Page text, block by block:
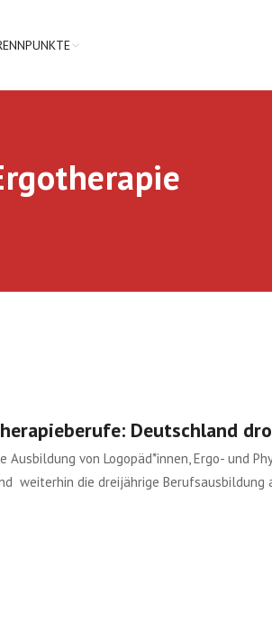
Deutschland
Ausbildung von Logopäd*innen, Ergo- und
weiterhin die dreijährige Berufsausbildung